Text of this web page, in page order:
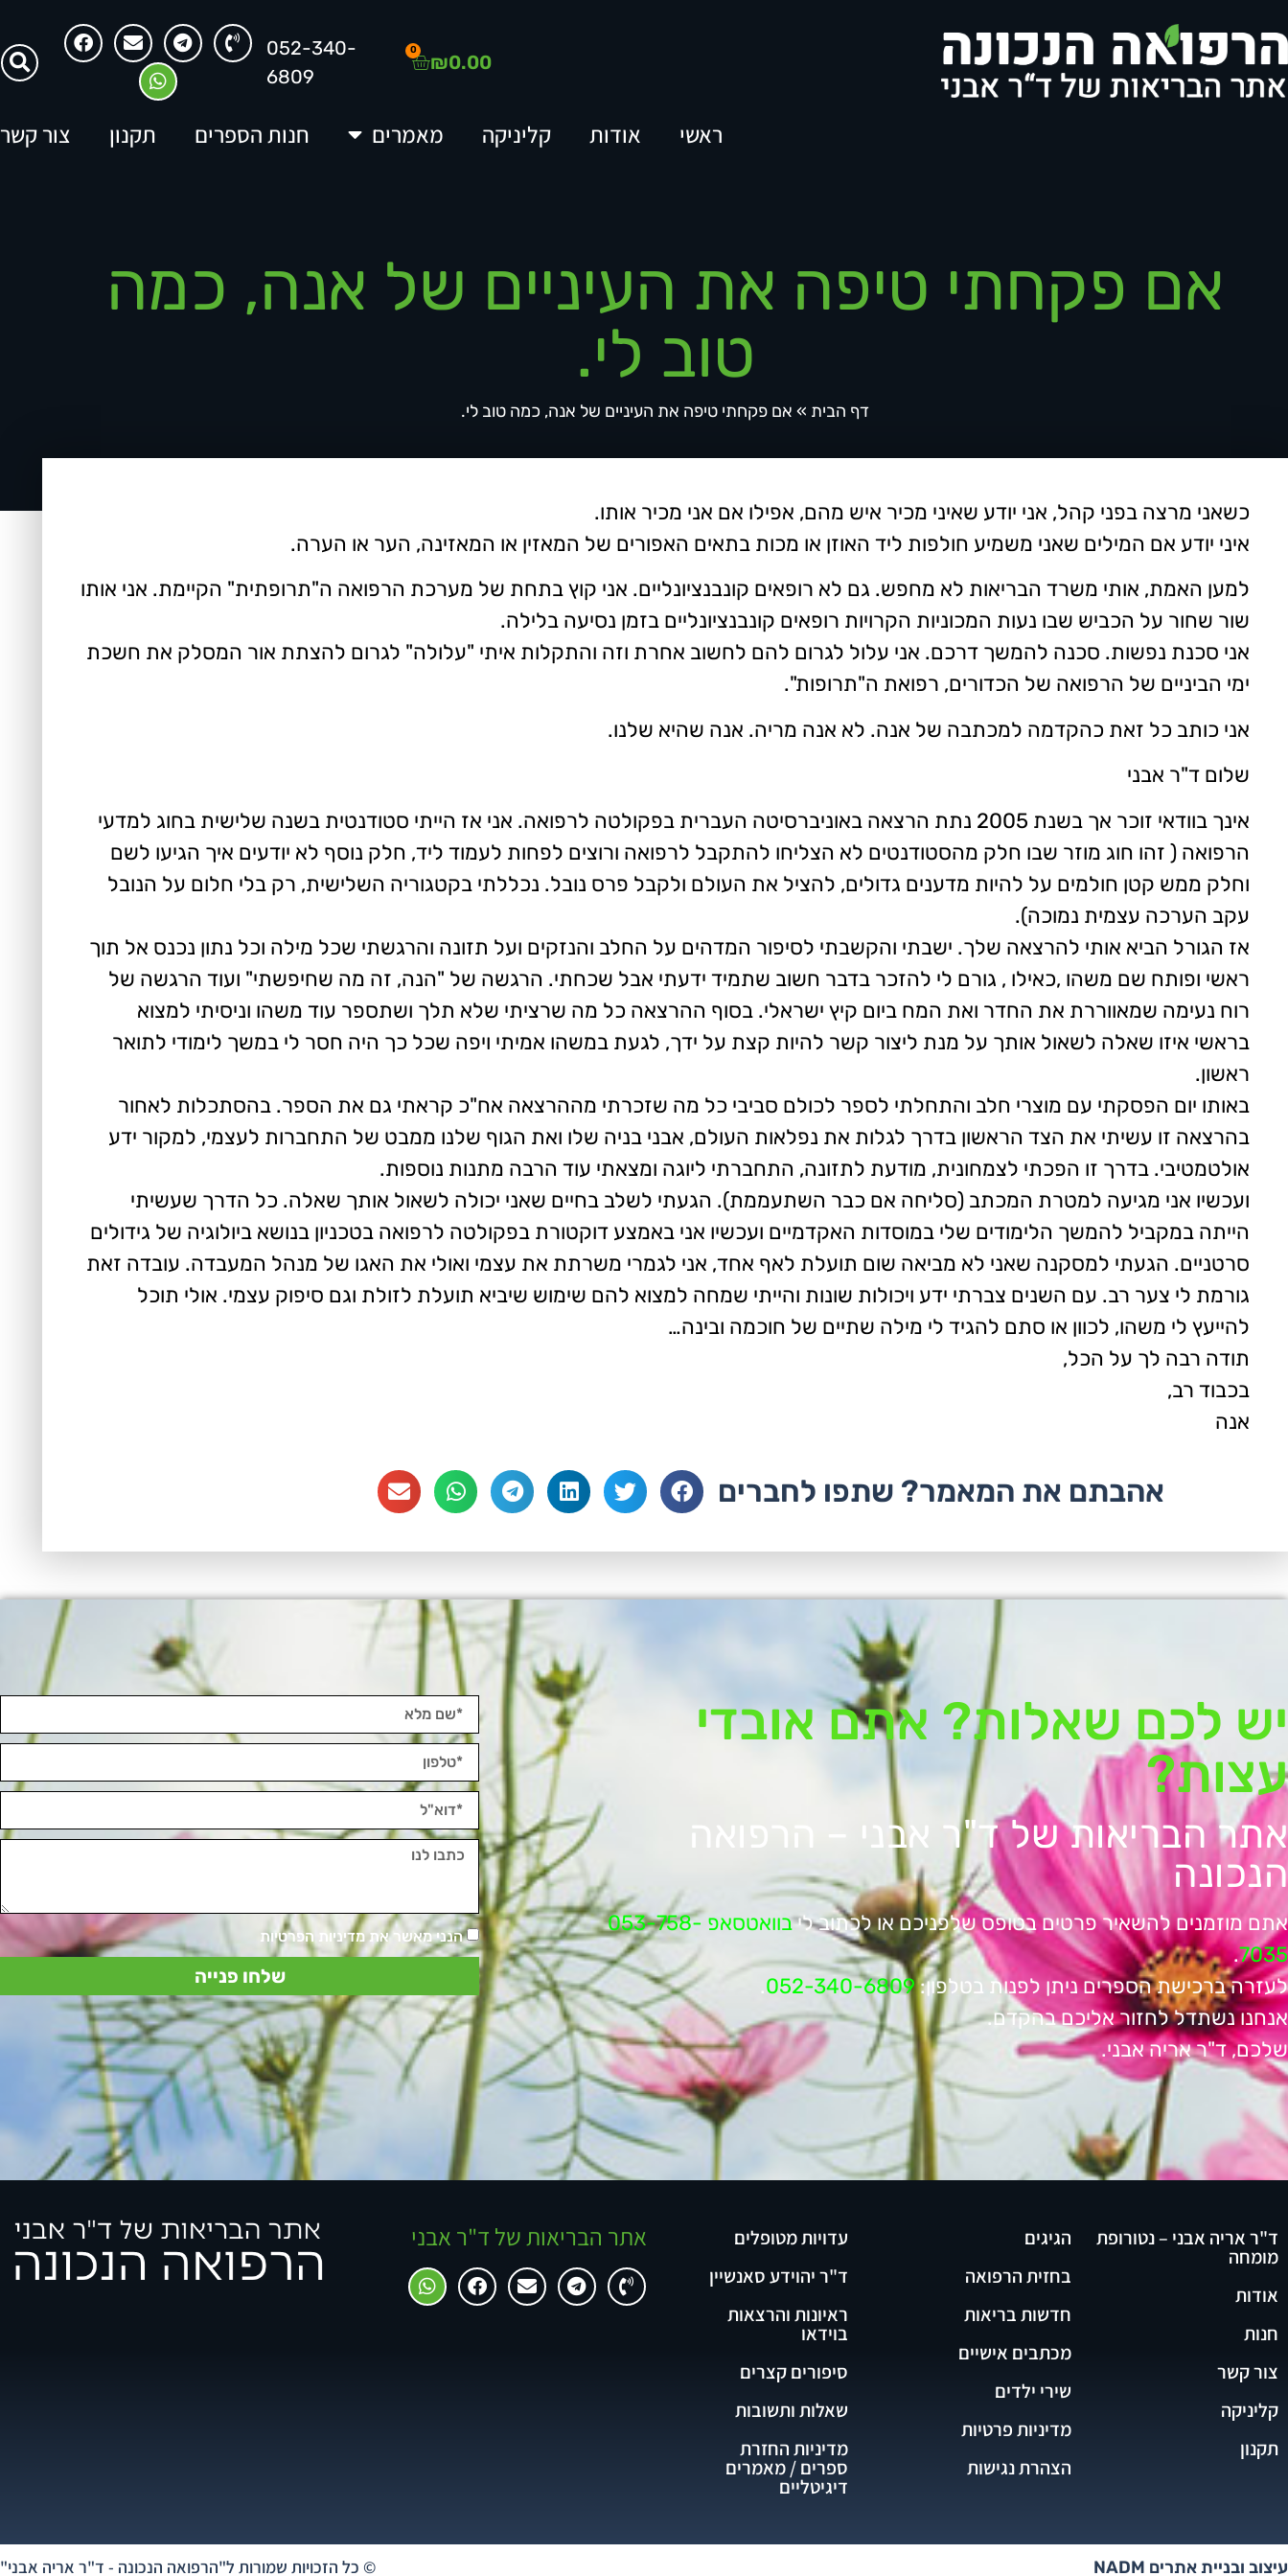
₪0.00
0
052-340-
6809
ראשי אודות קליניקה מאמרים חנות הספרים תקנון צור קשר
אם פקחתי טיפה את העיניים של אנה, כמה
טוב לי.
דף הבית » אם פקחתי טיפה את העיניים של אנה, כמה טוב לי.
כשאני מרצה בפני קהל, אני יודע שאיני מכיר איש מהם, אפילו אם אני מכיר אותו.
איני יודע אם המילים שאני משמיע חולפות ליד האוזן או מכות בתאים האפורים של המאזין או המאזינה, הער או הערה.
למען האמת, אותי משרד הבריאות לא מחפש. גם לא רופאים קונבנציונליים. אני קוץ בתחת של מערכת הרפואה ה"תרופתית" הקיימת. אני אותו
שור שחור על הכביש שבו נעות המכוניות הקרויות רופאים קונבנציונליים בזמן נסיעה בלילה.
אני סכנת נפשות. סכנה להמשך דרכם. אני עלול לגרום להם לחשוב אחרת וזה והתקלות איתי "עלולה" לגרום להצתת אור המסלק את חשכת
ימי הביניים של הרפואה של הכדורים, רפואת ה"תרופות".
אני כותב כל זאת כהקדמה למכתבה של אנה. לא אנה מריה. אנה שהיא שלנו.
שלום ד"ר אבני
אינך בוודאי זוכר אך בשנת 2005 נתת הרצאה באוניברסיטה העברית בפקולטה לרפואה. אני אז הייתי סטודנטית בשנה שלישית בחוג למדעי
הרפואה ( זהו חוג מוזר שבו חלק מהסטודנטים לא הצליחו להתקבל לרפואה ורוצים לפחות לעמוד ליד, חלק נוסף לא יודעים איך הגיעו לשם
וחלק ממש קטן חולמים על להיות מדענים גדולים, להציל את העולם ולקבל פרס נובל. נכללתי בקטגוריה השלישית, רק בלי חלום על הנובל
עקב הערכה עצמית נמוכה).
אז הגורל הביא אותי להרצאה שלך. ישבתי והקשבתי לסיפור המדהים על החלב והנזקים ועל תזונה והרגשתי שכל מילה וכל נתון נכנס אל תוך
ראשי ופותח שם משהו ,כאילו , גורם לי להזכר בדבר חשוב שתמיד ידעתי אבל שכחתי. הרגשה של "הנה, זה מה שחיפשתי" ועוד הרגשה של
רוח נעימה שמאווררת את החדר ואת המח ביום קיץ ישראלי. בסוף ההרצאה כל מה שרציתי שלא תלך ושתספר עוד משהו וניסיתי למצוא
בראשי איזו שאלה לשאול אותך על מנת ליצור קשר להיות קצת על ידך, לגעת במשהו אמיתי ויפה שכל כך היה חסר לי במשך לימודי לתואר
ראשון.
באותו יום הפסקתי עם מוצרי חלב והתחלתי לספר לכולם סביבי כל מה שזכרתי מההרצאה אח"כ קראתי גם את הספר. בהסתכלות לאחור
בהרצאה זו עשיתי את הצד הראשון בדרך לגלות את נפלאות העולם, אבני בניה שלו ואת הגוף שלנו ממבט של התחברות לעצמי, למקור ידע
אולטמטיבי. בדרך זו הפכתי לצמחונית, מודעת לתזונה, התחברתי ליוגה ומצאתי עוד הרבה מתנות נוספות.
ועכשיו אני מגיעה למטרת המכתב (סליחה אם כבר השתעממת). הגעתי לשלב בחיים שאני יכולה לשאול אותך שאלה. כל הדרך שעשיתי
הייתה במקביל להמשך הלימודים שלי במוסדות האקדמיים ועכשיו אני באמצע דוקטורת בפקולטה לרפואה בטכניון בנושא ביולוגיה של גידולים
סרטניים. הגעתי למסקנה שאני לא מביאה שום תועלת לאף אחד, אני לגמרי משרתת את עצמי ואולי את האגו של מנהל המעבדה. עובדה זאת
גורמת לי צער רב. עם השנים צברתי ידע ויכולות שונות והייתי שמחה למצוא להם שימוש שיביא תועלת לזולת וגם סיפוק עצמי. אולי תוכל
להייעץ לי משהו, לכוון או סתם להגיד לי מילה שתיים של חוכמה ובינה…
תודה רבה לך על הכל,
בכבוד רב,
אנה
אהבתם את המאמר? שתפו לחברים
יש לכם שאלות? אתם אובדי
עצות?
אתר הבריאות של ד"ר אבני – הרפואה
הנכונה
אתם מוזמנים להשאיר פרטים בטופס שלפניכם או לכתוב לי
בוואטסאפ 053-758-
7035
.
לעזרה ברכישת הספרים ניתן לפנות בטלפון:052-340-6809
.
אנחנו נשתדל לחזור אליכם בהקדם.
שלכם, ד"ר אריה אבני.
הנני מאשר את מדיניות הפרטיות
שלחו פנייה
ד"ר אריה אבני – נטורופת
מומחה
אודות
חנות
צור קשר
קליניקה
תקנון
הגיגים
בחזית הרפואה
חדשות בריאות
מכתבים אישיים
שירי ילדים
מדיניות פרטיות
הצהרת נגישות
עדויות מטופלים
ד"ר יהוידע סאנשיין
ראיונות והרצאות
בוידאו
סיפורים קצרים
שאלות ותשובות
מדיניות החזרת
ספרים / מאמרים
דיגיטליים
אתר הבריאות של ד"ר אבני
עיצוב ובניית אתרים NADM © כל הזכויות שמורות ל"הרפואה הנכונה - ד"ר אריה אבני"